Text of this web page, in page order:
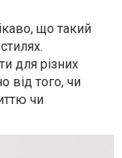
що такий
.
для різних
від того, чи
чи